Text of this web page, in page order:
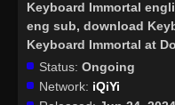
Keyboard Immortal
eng sub, download
Keyboard Immortal at
Status: Ongoing
Network: iQiYi